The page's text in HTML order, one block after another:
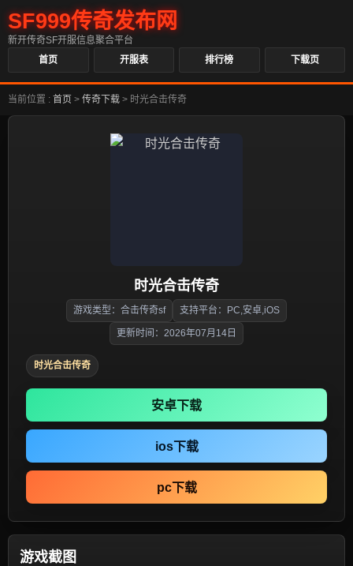
SF999传奇发布网
新开传奇SF开服信息聚合平台
首页
开服表 排行榜 下载页
当前位置 : 首页 > 传奇下载 > 时光合击传奇
时光合击传奇
游戏类型：合击传奇sf 支持平台：PC,安卓,iOS
更新时间：2026年07月14日
时光合击传奇
安卓下载
ios下载
pc下载
游戏截图